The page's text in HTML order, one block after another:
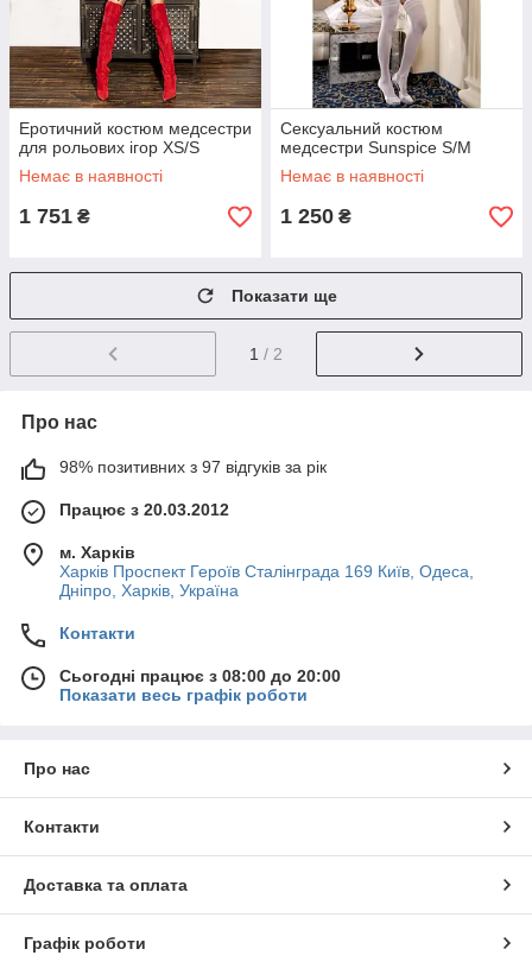
Еротичний костюм медсестри
для рольових ігор XS/S
Немає в наявності
1 751 ₴
Сексуальний костюм
медсестри Sunspice S/M
Немає в наявності
1 250 ₴
Показати ще
1 / 2
Про нас
98% позитивних з 97 відгуків за рік
Працює з 20.03.2012
м. Харків
Харків Проспект Героїв Сталінграда 169 Київ, Одеса,
Дніпро, Харків, Україна
Контакти
Сьогодні працює з 08:00 до 20:00
Показати весь графік роботи
Про нас
Контакти
Доставка та оплата
Графік роботи